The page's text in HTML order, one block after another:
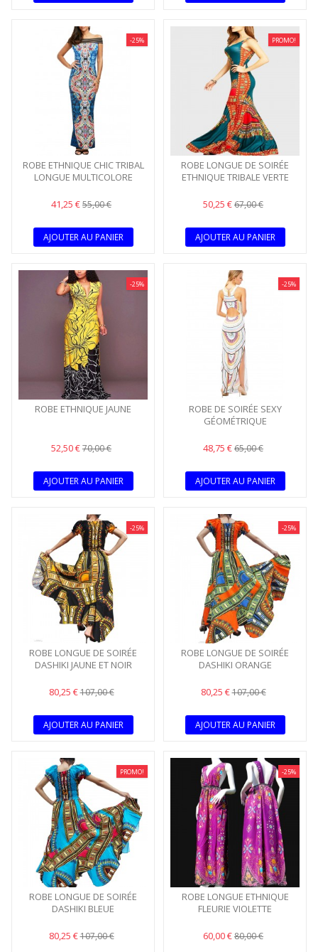
-25%
ROBE ETHNIQUE CHIC TRIBAL
LONGUE MULTICOLORE
41,25 €55,00 €
AJOUTER AU PANIER
PROMO!
ROBE LONGUE DE SOIRÉE
ETHNIQUE TRIBALE VERTE
50,25 €67,00 €
AJOUTER AU PANIER
-25%
ROBE ETHNIQUE JAUNE
52,50 €70,00 €
AJOUTER AU PANIER
-25%
ROBE DE SOIRÉE SEXY
GÉOMÉTRIQUE
48,75 €65,00 €
AJOUTER AU PANIER
-25%
ROBE LONGUE DE SOIRÉE
DASHIKI JAUNE ET NOIR
80,25 €107,00 €
AJOUTER AU PANIER
-25%
ROBE LONGUE DE SOIRÉE
DASHIKI ORANGE
80,25 €107,00 €
AJOUTER AU PANIER
PROMO!
ROBE LONGUE DE SOIRÉE
DASHIKI BLEUE
80,25 €107,00 €
-25%
ROBE LONGUE ETHNIQUE
FLEURIE VIOLETTE
60,00 €80,00 €